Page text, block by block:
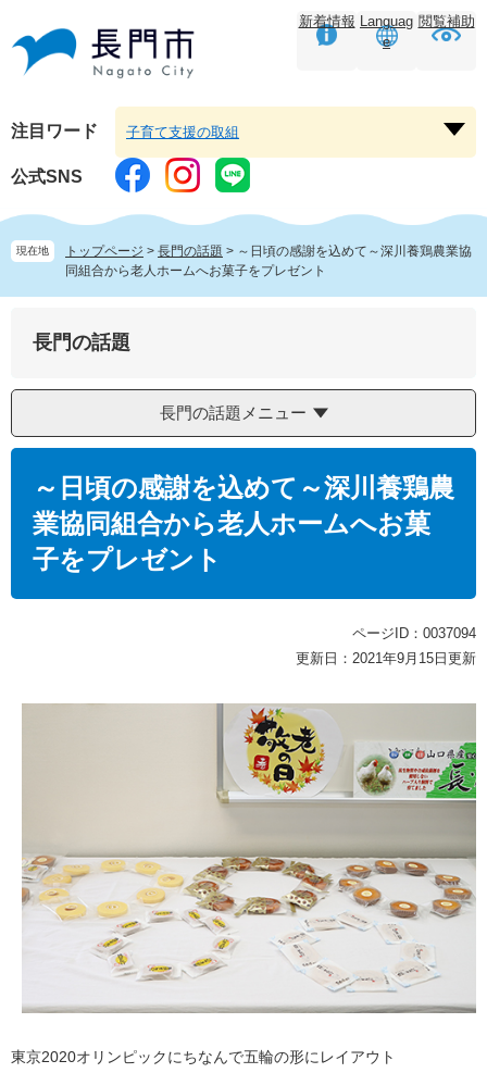
頭
す。
飛
し
本
文
へ
新着情報 Languag
e
閲覧補助
注目ワード
ー
を
子育て支援の取組
公式SNS
現在地 トップページ > 長門の話題 > ～日頃の感謝を込めて～深川養鶏農業協
同組合から老人ホームへお菓子をプレゼント
長門の話題
長門の話題メニュー
～日頃の感謝を込めて～深川養鶏農
業協同組合から老人ホームへお菓
子をプレゼント
ページID：0037094
更新日：2021年9月15日更新
東京2020オリンピックにちなんで五輪の形にレイアウト